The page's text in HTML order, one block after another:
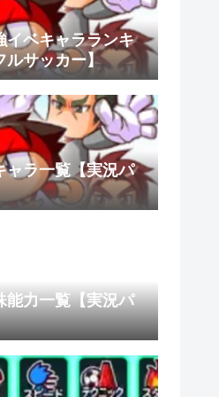
イベキャラランキ
ルサッカー】
ャラ一覧【実況パ
能力一覧【実況パ